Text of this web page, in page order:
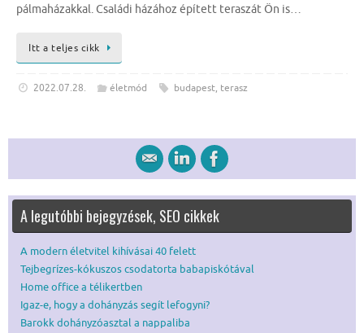
pálmaházakkal. Családi házához épített teraszát Ön is…
Itt a teljes cikk
2022.07.28. életmód budapest, terasz
A legutóbbi bejegyzések, SEO cikkek
A modern életvitel kihívásai 40 felett
Tejbegrízes-kókuszos csodatorta babapiskótával
Home office a télikertben
Igaz-e, hogy a dohányzás segít lefogyni?
Barokk dohányzóasztal a nappaliba